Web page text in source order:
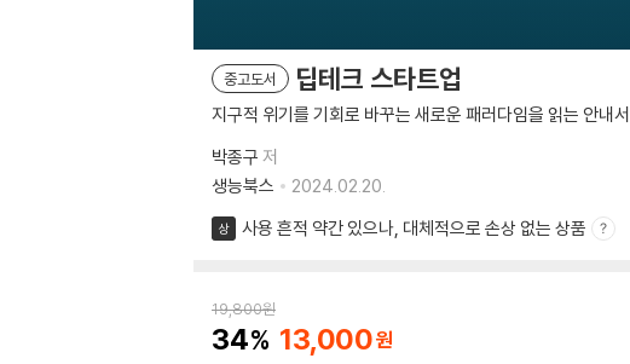
중고도서 딥테크 스타트업
지구적 위기를 기회로 바꾸는 새로운 패러다임을 읽는 안내서
박종구 저
생능북스
2024.02.20.
상 사용 흔적 약간 있으나, 대체적으로 손상 없는 상품
19,800원
34 13,000